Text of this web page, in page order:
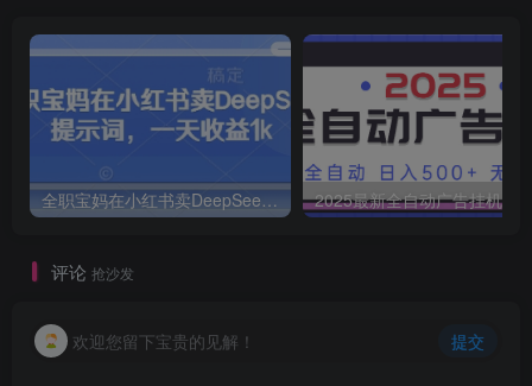
全职宝妈在小红书卖DeepSeek提示词，一天收益1k
评论 抢沙发
欢迎您留下宝贵的见解！ 提交